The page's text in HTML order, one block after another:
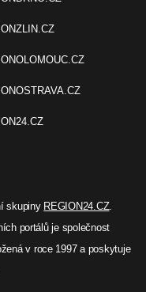
skupiny REGION24.CZ.
portálů je společnost
v roce 1997 a poskytuje